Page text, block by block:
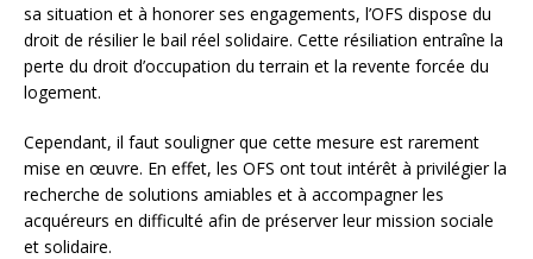
sa situation et à honorer ses engagements, l’OFS dispose du
droit de résilier le bail réel solidaire. Cette résiliation entraîne la
perte du droit d’occupation du terrain et la revente forcée du
logement.
Cependant, il faut souligner que cette mesure est rarement
mise en œuvre. En effet, les OFS ont tout intérêt à privilégier la
recherche de solutions amiables et à accompagner les
acquéreurs en difficulté afin de préserver leur mission sociale
et solidaire.